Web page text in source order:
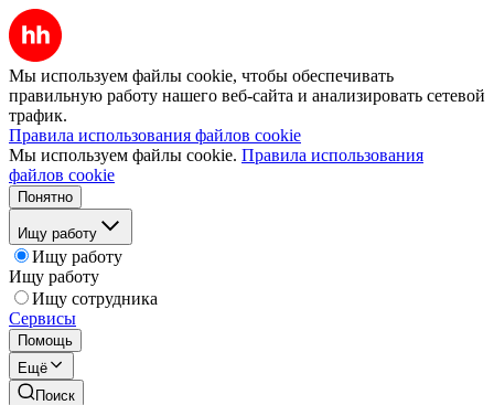
Мы используем файлы cookie, чтобы обеспечивать
правильную работу нашего веб-сайта и анализировать сетевой
трафик.
Правила использования файлов cookie
Мы используем файлы cookie. Правила использования
файлов cookie
Понятно
Ищу работу
Ищу работу
Ищу работу
Ищу сотрудника
Сервисы
Помощь
Ещё
Поиск